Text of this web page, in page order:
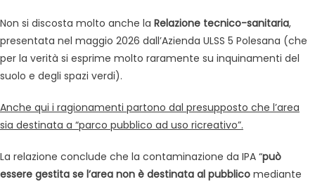
Non si discosta molto anche la Relazione tecnico-sanitaria,
presentata nel maggio 2026 dall’Azienda ULSS 5 Polesana (che
per la verità si esprime molto raramente su inquinamenti del
suolo e degli spazi verdi).
Anche qui i ragionamenti partono dal presupposto che l’area
sia destinata a “parco pubblico ad uso ricreativo”.
La relazione conclude che la contaminazione da IPA “può
essere gestita se l’area non è destinata al pubblico mediante